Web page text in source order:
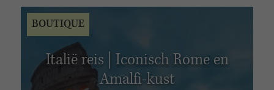
Italië reis | Iconisch Rome en
Amalfi-kust
BOUTIQUE